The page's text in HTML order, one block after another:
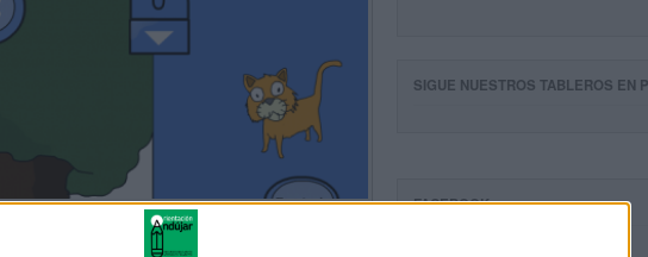
SIGUE NUESTROS TABLEROS EN
FACEBOOK